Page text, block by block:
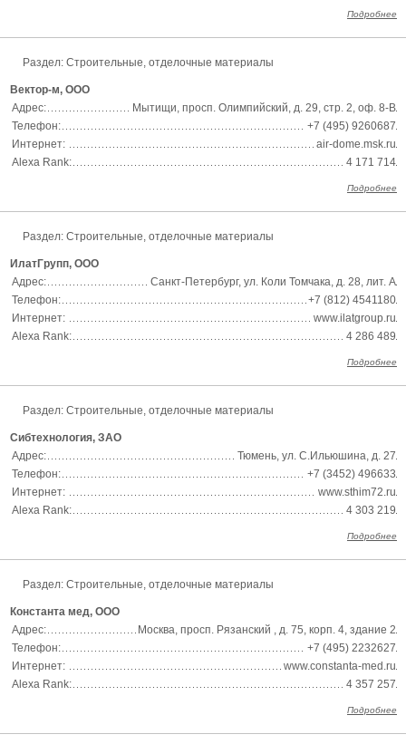
Подробнее
Раздел: Строительные, отделочные материалы
Вектор-м, ООО
Адрес:
Мытищи, просп. Олимпийский, д. 29, стр. 2, оф. 8-В
Телефон:
+7 (495) 9260687
Интернет:
air-dome.msk.ru
Alexa Rank:
4 171 714
Подробнее
Раздел: Строительные, отделочные материалы
ИлатГрупп, ООО
Адрес:
Санкт-Петербург, ул. Коли Томчака, д. 28, лит. А
Телефон:
+7 (812) 4541180
Интернет:
www.ilatgroup.ru
Alexa Rank:
4 286 489
Подробнее
Раздел: Строительные, отделочные материалы
Сибтехнология, ЗАО
Адрес:
Тюмень, ул. С.Ильюшина, д. 27
Телефон:
+7 (3452) 496633
Интернет:
www.sthim72.ru
Alexa Rank:
4 303 219
Подробнее
Раздел: Строительные, отделочные материалы
Константа мед, ООО
Адрес:
Москва, просп. Рязанский , д. 75, корп. 4, здание 2
Телефон:
+7 (495) 2232627
Интернет:
www.constanta-med.ru
Alexa Rank:
4 357 257
Подробнее